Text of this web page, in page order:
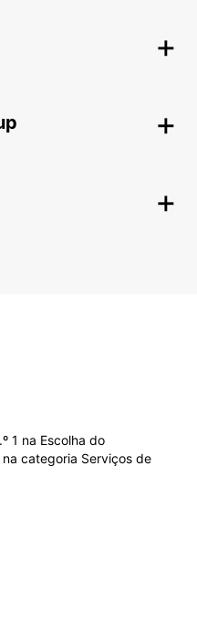
1 na Escolha do
categoria Serviços de